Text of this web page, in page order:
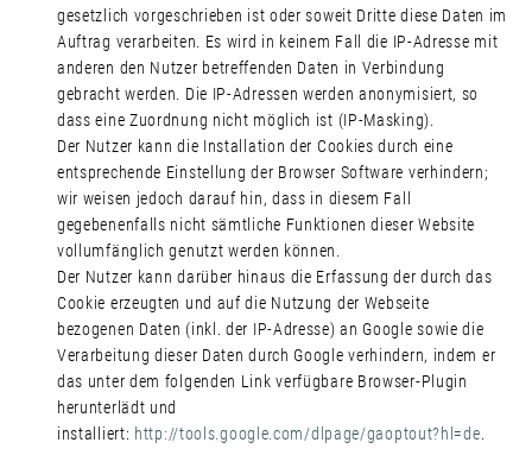
gesetzlich vorgeschrieben ist oder soweit Dritte diese Daten im
Auftrag verarbeiten. Es wird in keinem Fall die IP-Adresse mit
anderen den Nutzer betreffenden Daten in Verbindung
gebracht werden. Die IP-Adressen werden anonymisiert, so
dass eine Zuordnung nicht möglich ist (IP-Masking).
Der Nutzer kann die Installation der Cookies durch eine
entsprechende Einstellung der Browser Software verhindern;
wir weisen jedoch darauf hin, dass in diesem Fall
gegebenenfalls nicht sämtliche Funktionen dieser Website
vollumfänglich genutzt werden können.
Der Nutzer kann darüber hinaus die Erfassung der durch das
Cookie erzeugten und auf die Nutzung der Webseite
bezogenen Daten (inkl. der IP-Adresse) an Google sowie die
Verarbeitung dieser Daten durch Google verhindern, indem er
das unter dem folgenden Link verfügbare Browser-Plugin
herunterlädt und
installiert: http://tools.google.com/dlpage/gaoptout?hl=de